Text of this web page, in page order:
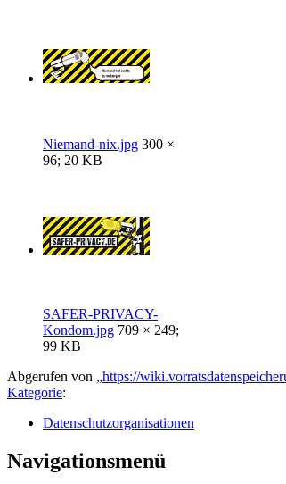
Niemand-nix.jpg 300 ×
96; 20 KB
SAFER-PRIVACY-
Kondom.jpg 709 × 249;
99 KB
Abgerufen von „https://
Kategorie:
Datenschutzorganisationen
Navigationsmenü